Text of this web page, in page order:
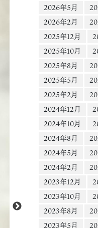
レ
Media error:
2026年5月
2026年2月
2025年12月
2025年10月
2025年8月
2025年5月
2025年2月
2024年12月
2024年10月
2024年8月
2024年5月
2024年2月
2023年12月
2023年10月
2023年8月
2023年5月